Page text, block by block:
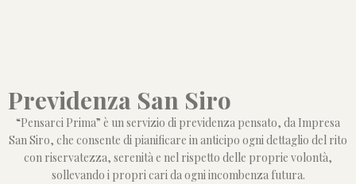
Previdenza San Siro
“Pensarci Prima” è un servizio di previdenza pensato, da Impresa
San Siro, che consente di pianificare in anticipo ogni dettaglio del rito
con riservatezza, serenità e nel rispetto delle proprie volontà,
sollevando i propri cari da ogni incombenza futura.